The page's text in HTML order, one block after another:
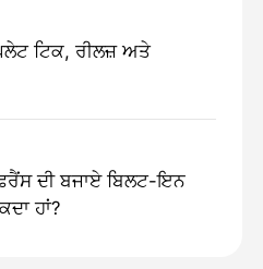
ਟਿਕ, ਰੀਲਜ਼ ਅਤੇ
ਦੀ ਬਜਾਏ ਬਿਲਟ-ਇਨ
ਹਾਂ?